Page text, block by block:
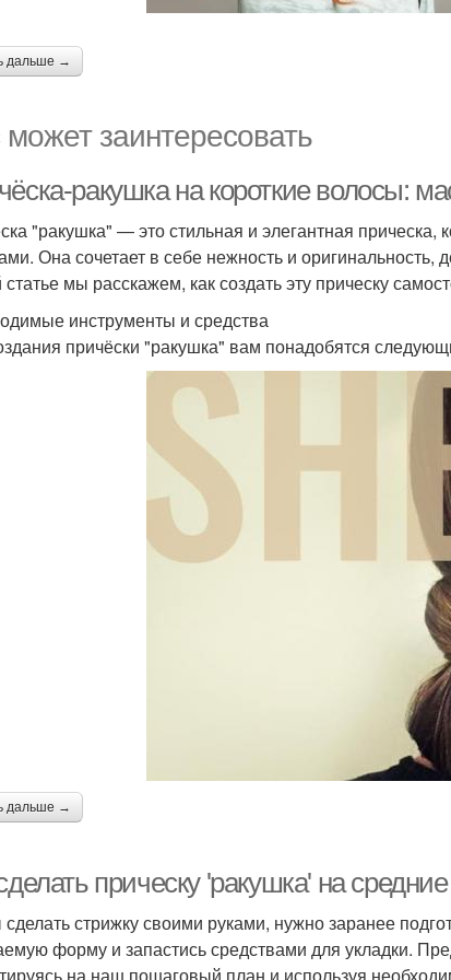
дальше →
заинтересовать
ракушка на короткие волосы:
"ракушка" — это стильная и элегантная прическа,
Она сочетает в себе нежность и
статье мы расскажем, как создать эту прическу
инструменты и средства
причёски "ракушка" вам понадобятся
дальше →
прическу 'ракушка' на
стрижку своими руками, нужно заранее
форму и запастись средствами для укладки.